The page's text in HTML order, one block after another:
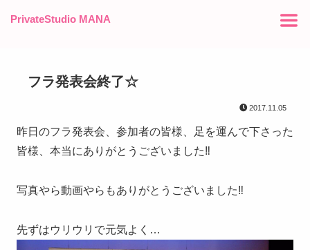
PrivateStudio MANA
フラ発表会終了☆
2017.11.05
昨日のフラ発表会、参加者の皆様、足を運んで下さった
皆様、本当にありがとうございました‼︎
写真やら動画やらもありがとうございました‼︎
先ずはウリウリで元気よく…